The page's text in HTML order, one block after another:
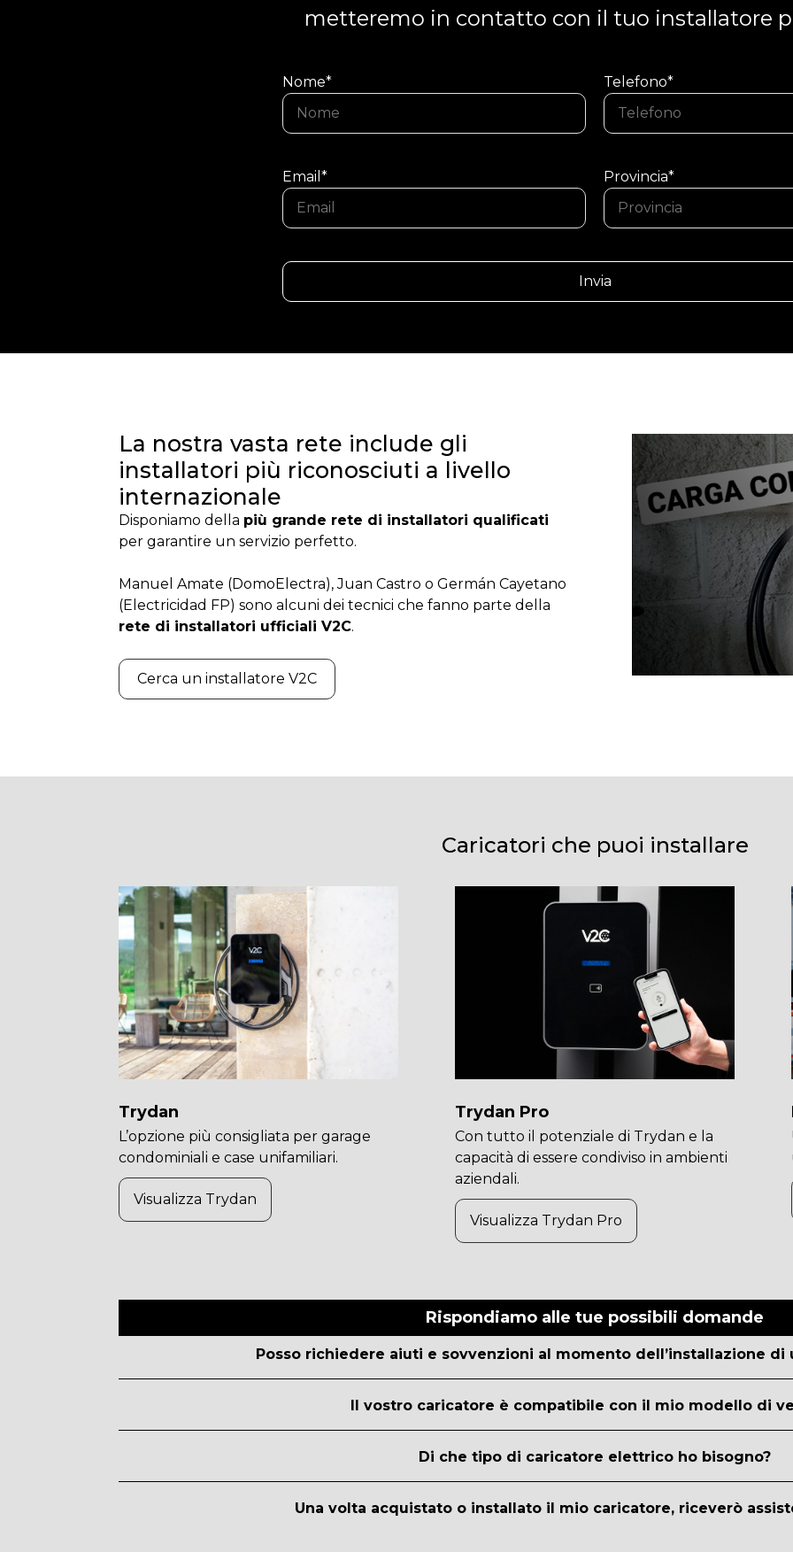
metteremo in contatto con il tuo installatore
Nome* Telefono*
Email* Provincia*
La nostra vasta rete include gli
installatori più riconosciuti a livello
internazionale
Disponiamo della più grande rete di installatori qualificati
per garantire un servizio perfetto.
Manuel Amate (DomoElectra), Juan Castro o Germán Cayetano
(Electricidad FP) sono alcuni dei tecnici che fanno parte della
rete di installatori ufficiali V2C.
Cerca un installatore V2C
Caricatori che puoi installare
Trydan
L’opzione più consigliata per garage
condominiali e case unifamiliari.
Visualizza Trydan
Trydan Pro
Con tutto il potenziale di Trydan e la
capacità di essere condiviso in ambienti
aziendali.
Visualizza Trydan Pro
Rispondiamo alle tue possibili domande
Posso richiedere aiuti e sovvenzioni al momento dell’installazione di
Il vostro caricatore è compatibile con il mio modello di
Di che tipo di caricatore elettrico ho bisogno?
Una volta acquistato o installato il mio caricatore, riceverò